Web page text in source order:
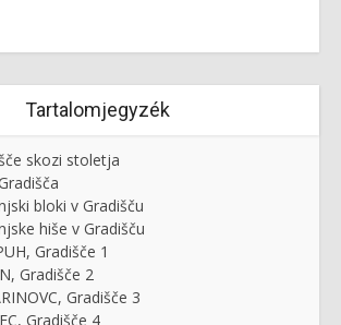
Tartalomjegyzék
skozi stoletja
bloki v Gradišču
hiše v Gradišču
Gradišče 1
Gradišče 2
Gradišče 3
Gradišče 4